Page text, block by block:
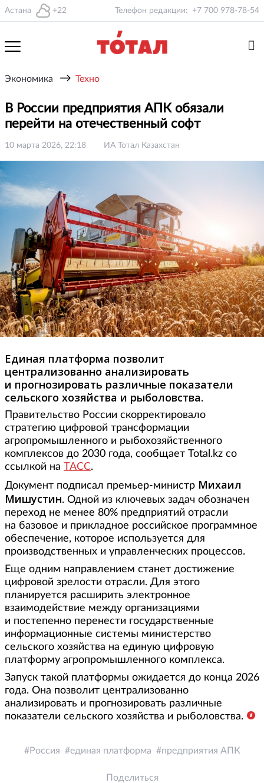
Астана +22 Телефон редакции: +7 700 978-78-54
Экономика → Техно
В России предприятия АПК обязали
перейти на отечественный софт
10 марта 2026, 22:18 ИА Тотал Казахстан
Единая платформа позволит
централизованно анализировать
и прогнозировать различные показатели
сельского хозяйства и рыболовства.
Правительство России скорректировало
стратегию цифровой трансформации
агропромышленного и рыбохозяйственного
комплексов до 2030 года, сообщает Total.kz со
ссылкой на ТАСС.
Документ подписал премьер-министр Михаил
Мишустин. Одной из ключевых задач обозначен
переход не менее 80% предприятий отрасли
на базовое и прикладное российское программное
обеспечение, которое используется для
производственных и управленческих процессов.
Еще одним направлением станет достижение
цифровой зрелости отрасли. Для этого
планируется расширить электронное
взаимодействие между организациями
и постепенно перенести государственные
информационные системы министерство
сельского хозяйства на единую цифровую
платформу агропромышленного комплекса.
Запуск такой платформы ожидается до конца 2026
года. Она позволит централизованно
анализировать и прогнозировать различные
показатели сельского хозяйства и рыболовства.
Россия единая платформа предприятия АПК
Поделиться